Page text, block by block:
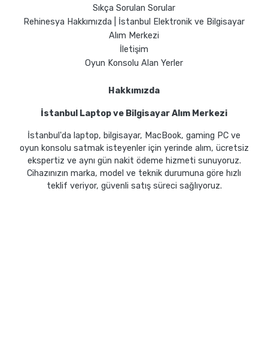
Sıkça Sorulan Sorular
Rehinesya Hakkımızda | İstanbul Elektronik ve Bilgisayar
Alım Merkezi
İletişim
Oyun Konsolu Alan Yerler
Hakkımızda
İstanbul Laptop ve Bilgisayar Alım Merkezi
İstanbul'da laptop, bilgisayar, MacBook, gaming PC ve
oyun konsolu satmak isteyenler için yerinde alım, ücretsiz
ekspertiz ve aynı gün nakit ödeme hizmeti sunuyoruz.
Cihazınızın marka, model ve teknik durumuna göre hızlı
teklif veriyor, güvenli satış süreci sağlıyoruz.